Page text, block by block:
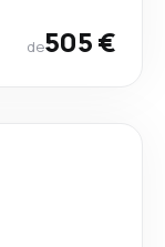
de505 €